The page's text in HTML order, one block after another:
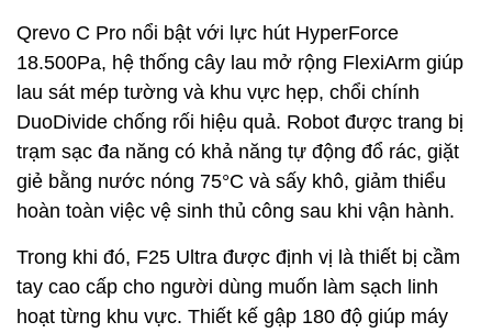
Qrevo C Pro nổi bật với lực hút HyperForce
18.500Pa, hệ thống cây lau mở rộng FlexiArm giúp
lau sát mép tường và khu vực hẹp, chổi chính
DuoDivide chống rối hiệu quả. Robot được trang bị
trạm sạc đa năng có khả năng tự động đổ rác, giặt
giẻ bằng nước nóng 75°C và sấy khô, giảm thiểu
hoàn toàn việc vệ sinh thủ công sau khi vận hành.
Trong khi đó, F25 Ultra được định vị là thiết bị cầm
tay cao cấp cho người dùng muốn làm sạch linh
hoạt từng khu vực. Thiết kế gập 180 độ giúp máy